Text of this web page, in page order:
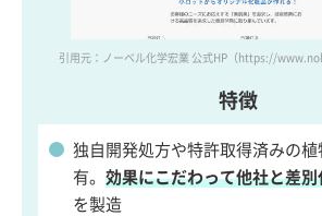
引用元：ノーベル化学宏業 公式HP（https://
特徴
独自開発処方や特許取得済みの
有。 効果にこだわって他社と差
を製造